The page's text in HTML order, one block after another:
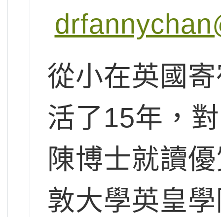
從小在英國
活了15年，
陳博士就讀
敦大學英皇